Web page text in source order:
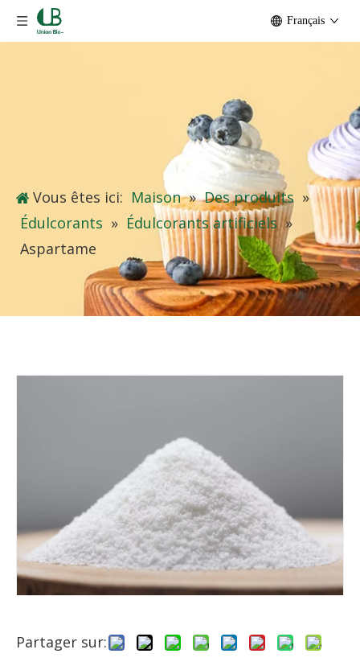
Français
Vous êtes ici: Maison » Des produits »
Édulcorants » Édulcorants artificiels »
Aspartame
Partager sur: